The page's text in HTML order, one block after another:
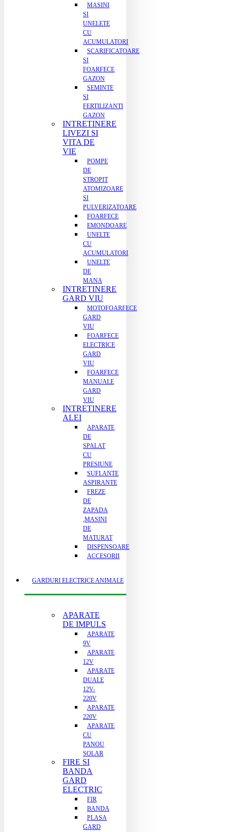
MASINI
SI
UNELETE
CU
ACUMULATORI
SCARIFICATOARE
SI
FOARFECE
GAZON
SEMINTE
SI
FERTILIZANTI
GAZON
INTRETINERE
LIVEZI SI
VITA DE
VIE
POMPE
DE
STROPIT
ATOMIZOARE
SI
PULVERIZATOARE
FOARFECE
EMONDOARE
UNELTE
CU
ACUMULATORI
UNELTE
DE
MANA
INTRETINERE
GARD VIU
MOTOFOARFECE
GARD
VIU
FOARFECE
ELECTRICE
GARD
VIU
FOARFECE
MANUALE
GARD
VIU
INTRETINERE
ALEI
APARATE
DE
SPALAT
CU
PRESIUNE
SUFLANTE
ASPIRANTE
FREZE
DE
ZAPADA
,MASINI
DE
MATURAT
DISPENSOARE
ACCESORII
GARDURI ELECTRICE ANIMALE
APARATE
DE IMPULS
APARATE
9V
APARATE
12V
APARATE
DUALE
12V-
220V
APARATE
220V
APARATE
CU
PANOU
SOLAR
FIRE SI
BANDA
GARD
ELECTRIC
FIR
BANDA
PLASA
GARD